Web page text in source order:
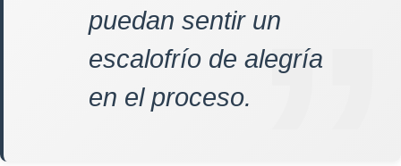
puedan sentir un
escalofrío de alegría
en el proceso.